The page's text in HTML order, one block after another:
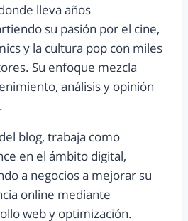
lleva años
su pasión por el cine,
y la cultura pop con miles
Su enfoque mezcla
análisis y opinión
blog, trabaja como
en el ámbito digital,
a negocios a mejorar su
online mediante
web y optimización.